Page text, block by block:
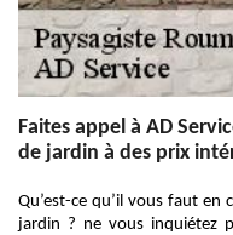
Faites appel à AD
de jardin à des prix
Qu’est-ce qu’il vous faut
jardin ? ne vous inquiétez